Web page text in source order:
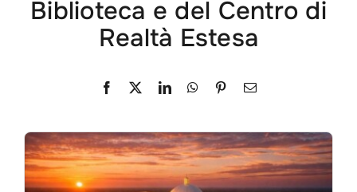
Biblioteca e del Centro di
Realtà Estesa